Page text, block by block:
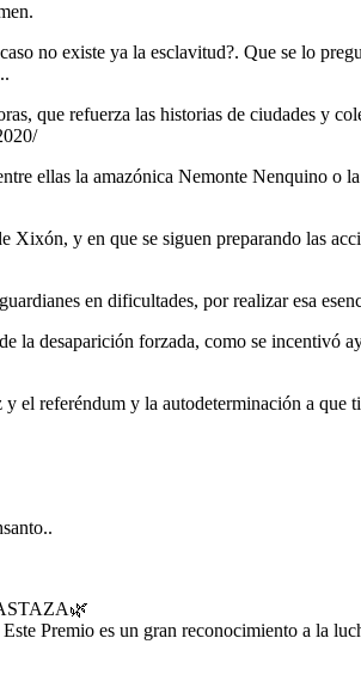
no existe ya la esclavitud?. Que se lo
que refuerza las historias de ciudades y
ellas la amazónica Nemonte Nenquino o
Xixón, y en que se siguen preparando las
en dificultades, por realizar esa
la desaparición forzada, como se incentivó
el referéndum y la autodeterminación a
Premio es un gran reconocimiento a la